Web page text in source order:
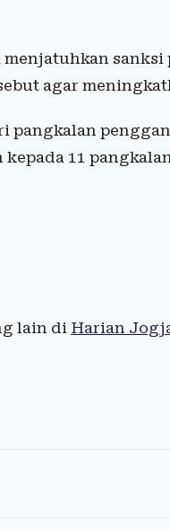
agar
pangkalan
11
lain di Harian